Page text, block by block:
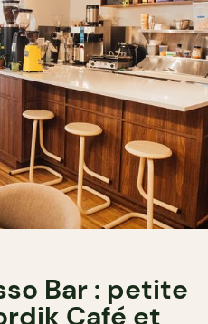
Bar : petite
Café et